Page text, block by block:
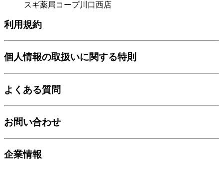
スギ薬局コープ川口西店
利用規約
個人情報の取扱いに関する特則
よくある質問
お問い合わせ
企業情報